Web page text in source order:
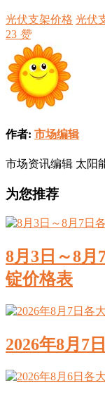
光伏支架价格 光伏
23 赞
作者: 市场编辑
市场资讯编辑 太阳
为您推荐
8月3日～8月
锭价格表
2026年8月7